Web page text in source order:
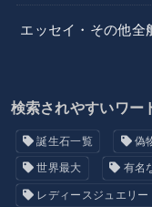
エッセイ・その他全
検索されやすいワー
誕生石一覧 偽
世界最大 有名
レディースジュエリー